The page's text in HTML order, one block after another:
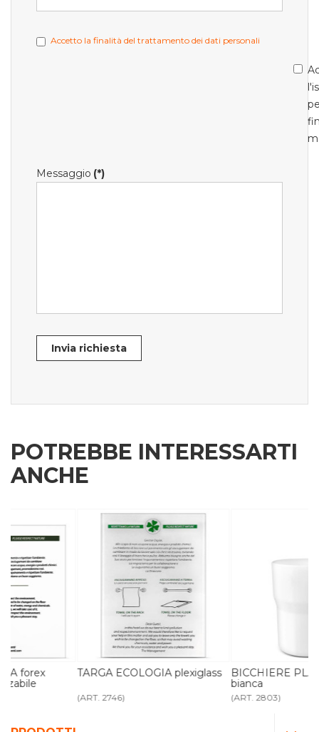
Accetto la finalità del trattamento dei dati personali
Messaggio (*)
Invia richiesta
POTREBBE INTERESSARTI
ANCHE
TARGA ECOLOGIA plexiglass
BICCHIERE PLASTICA rigida